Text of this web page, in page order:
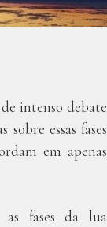
intenso debate
essas fases
em apenas
as fases da lua